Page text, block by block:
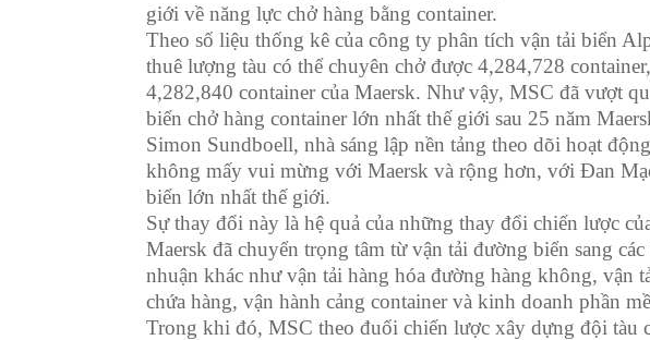
giới về năng lực chở hàng bằng container.
Theo số liệu thống kê của công ty phân tích vận tải biển
thuê lượng tàu có thể chuyên chở được 4,284,728
4,282,840 container của Maersk. Như vậy, MSC đã vượt
biển chở hàng container lớn nhất thế giới sau 25 năm
Simon Sundboell, nhà sáng lập nền tảng theo dõi hoạt
không mấy vui mừng với Maersk và rộng hơn, với Đan
biển lớn nhất thế giới.
Sự thay đổi này là hệ quả của những thay đổi chiến lược
Maersk đã chuyển trọng tâm từ vận tải đường biển sang
nhuận khác như vận tải hàng hóa đường hàng không, vận
chứa hàng, vận hành cảng container và kinh doanh phần
Trong khi đó, MSC theo đuổi chiến lược xây dựng đội tàu